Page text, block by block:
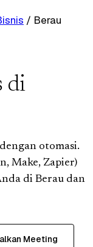
/ Berau
di
otomasi.
Make, Zapier)
di Berau dan
Meeting